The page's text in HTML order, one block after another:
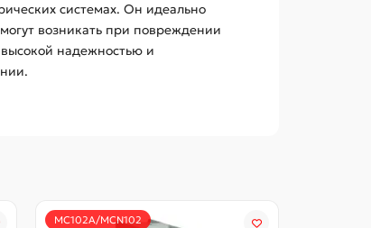
системах. Он идеально
возникать при повреждении
надежностью и
MC102A/MCN102